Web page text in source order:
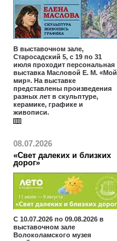
В выставочном зале,
Старосадский 5, с 19 по 31
июля проходит персональная
выставка Масловой Е. М. «Мой
мир». На выставке
представлены произведения
разных лет в скульптуре,
керамике, графике и
живописи.
08.07.2026
«Свет далеких и близких
дорог»
С 10.07.2026 по 09.08.2026 в
выставочном зале
Волоколамского музея